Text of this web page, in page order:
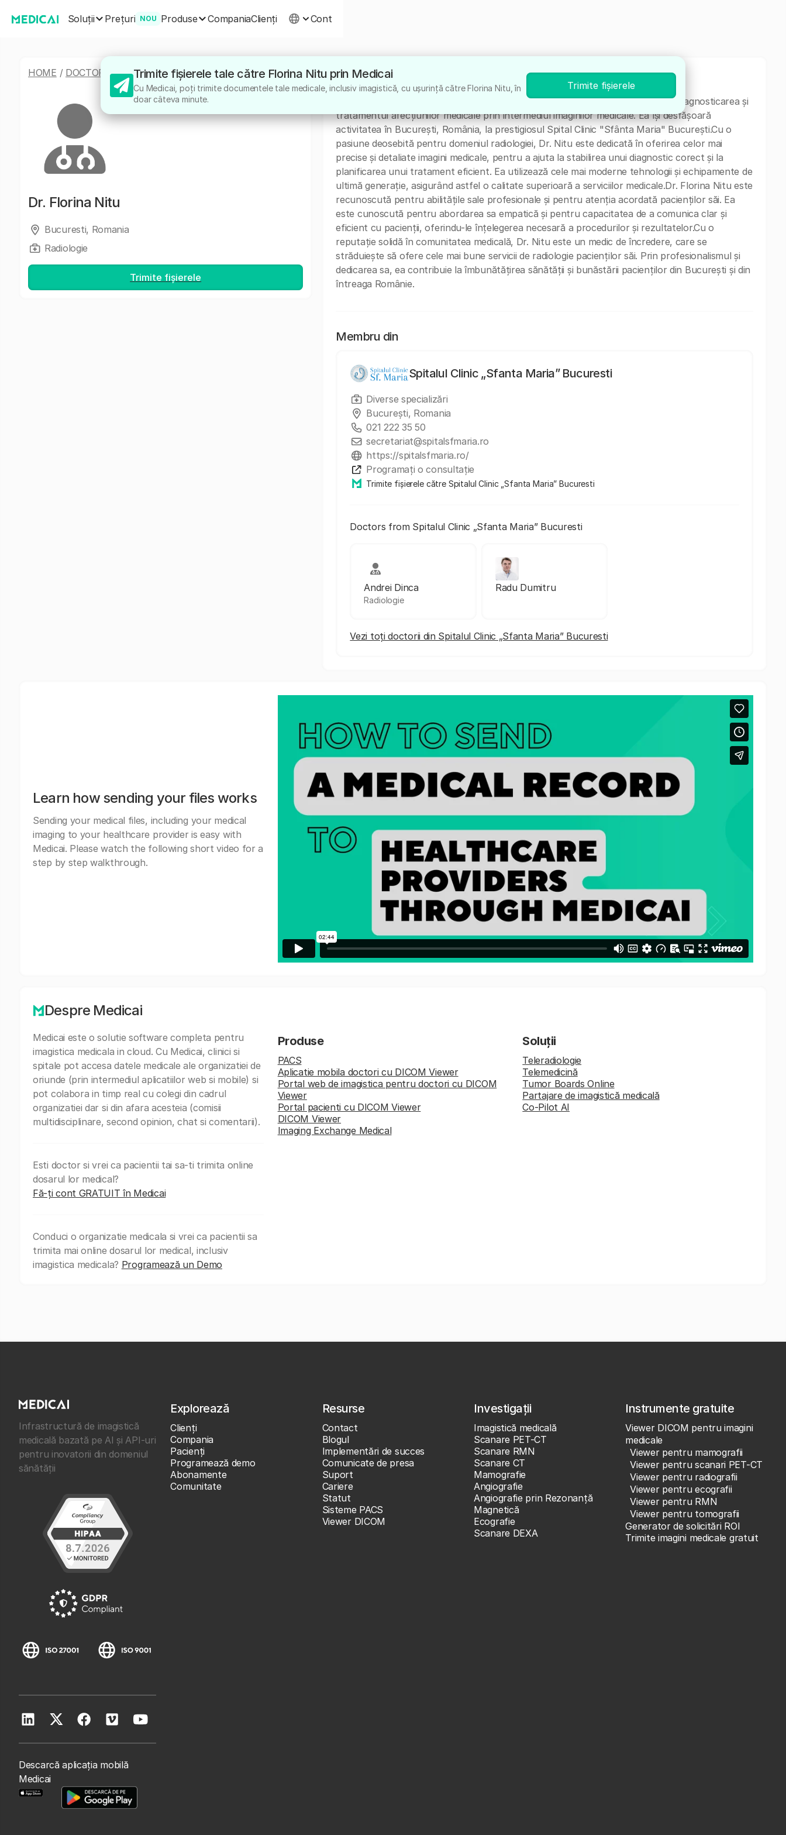
Soluții Prețuri NOU Produse CompaniaClienți Cont
HOME / DOCTORI /FLORINA NITU
Dr. Florina Nitu
Bucuresti, Romania
Radiologie
Trimite fișierele
Despre
Dr. Florina Nitu este un medic specialist în Radiologie, cu o vastă experiență în diagnosticarea și
tratamentul afecțiunilor medicale prin intermediul imaginilor medicale. Ea își desfășoară
activitatea în București, România, la prestigiosul Spital Clinic "Sfânta Maria" București.Cu o
pasiune deosebită pentru domeniul radiologiei, Dr. Nitu este dedicată în oferirea celor mai
precise și detaliate imagini medicale, pentru a ajuta la stabilirea unui diagnostic corect și la
planificarea unui tratament eficient. Ea utilizează cele mai moderne tehnologii și echipamente de
ultimă generație, asigurând astfel o calitate superioară a serviciilor medicale.Dr. Florina Nitu este
recunoscută pentru abilitățile sale profesionale și pentru atenția acordată pacienților săi. Ea
este cunoscută pentru abordarea sa empatică și pentru capacitatea de a comunica clar și
eficient cu pacienții, oferindu-le înțelegerea necesară a procedurilor și rezultatelor.Cu o
reputație solidă în comunitatea medicală, Dr. Nitu este un medic de încredere, care se
străduiește să ofere cele mai bune servicii de radiologie pacienților săi. Prin profesionalismul și
dedicarea sa, ea contribuie la îmbunătățirea sănătății și bunăstării pacienților din București și din
întreaga Românie.
Membru din
Spitalul Clinic „Sfanta Maria” Bucuresti
Diverse specializări
București, Romania
021 222 35 50
secretariat@spitalsfmaria.ro
https://spitalsfmaria.ro/
Programați o consultație
Trimite fișierele către Spitalul Clinic „Sfanta Maria” Bucuresti
Doctors from Spitalul Clinic „Sfanta Maria” Bucuresti
Andrei Dinca
Radiologie
Radu Dumitru
Vezi toți doctorii din Spitalul Clinic „Sfanta Maria” Bucuresti
Learn how sending your files works
Sending your medical files, including your medical
imaging to your healthcare provider is easy with
Medicai. Please watch the following short video for a
step by step walkthrough.
Despre Medicai
Medicai este o solutie software completa pentru
imagistica medicala in cloud. Cu Medicai, clinici si
spitale pot accesa datele medicale ale organizatiei de
oriunde (prin intermediul aplicatiilor web si mobile) si
pot colabora in timp real cu colegi din cadrul
organizatiei dar si din afara acesteia (comisii
multidisciplinare, second opinion, chat si comentarii).
Esti doctor si vrei ca pacientii tai sa-ti trimita online
dosarul lor medical?
Fă-ți cont GRATUIT în Medicai
Conduci o organizatie medicala si vrei ca pacientii sa
trimita mai online dosarul lor medical, inclusiv
imagistica medicala? Programează un Demo
Produse
PACS
Aplicatie mobila doctori cu DICOM Viewer
Portal web de imagistica pentru doctori cu DICOM
Viewer
Portal pacienti cu DICOM Viewer
DICOM Viewer
Imaging Exchange Medical
Soluții
Teleradiologie
Telemedicină
Tumor Boards Online
Partajare de imagistică medicală
Co-Pilot AI
Trimite fișierele tale către Florina Nitu prin Medicai
Cu Medicai, poți trimite documentele tale medicale, inclusiv imagistică, cu ușurință către Florina Nitu, în
doar câteva minute.
Trimite fișierele
Infrastructură de imagistică
medicală bazată pe AI și API-uri
pentru inovatorii din domeniul
sănătății
Descarcă aplicația mobilă
Medicai
Explorează
Clienţi
Compania
Pacienți
Programează demo
Abonamente
Comunitate
Resurse
Contact
Blogul
Implementări de succes
Comunicate de presa
Suport
Cariere
Statut
Sisteme PACS
Viewer DICOM
Investigații
Imagistică medicală
Scanare PET-CT
Scanare RMN
Scanare CT
Mamografie
Angiografie
Angiografie prin Rezonanță
Magnetică
Ecografie
Scanare DEXA
Instrumente gratuite
Viewer DICOM pentru imagini
medicale
Viewer pentru mamografii
Viewer pentru scanari PET-CT
Viewer pentru radiografii
Viewer pentru ecografii
Viewer pentru RMN
Viewer pentru tomografii
Generator de solicitări ROI
Trimite imagini medicale gratuit